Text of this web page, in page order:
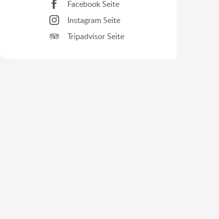
Facebook Seite
Instagram Seite
Tripadvisor Seite